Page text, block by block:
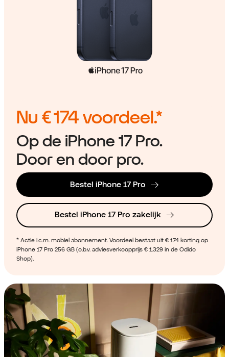
Nu € 174voordeel.*
Op de iPhone 17 Pro​.
Door en door pro.​
Bestel iPhone 17 Pro
Bestel iPhone 17 Pro zakelijk
* Actie i.c.m. mobiel abonnement. Voordeel bestaat uit € 174 korting op
iPhone 17 Pro 256 GB (o.b.v. adviesverkoopprijs € 1.329 in de Odido
Shop).